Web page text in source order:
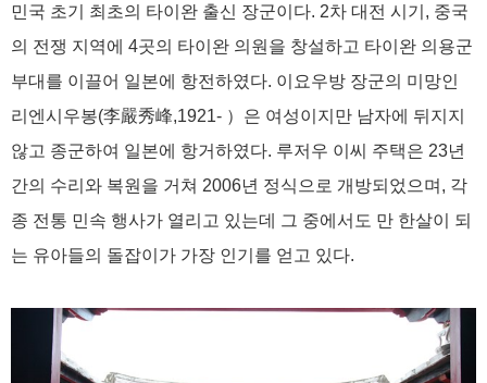
민국 초기 최초의 타이완 출신 장군이다. 2차 대전 시기, 중국
의 전쟁 지역에 4곳의 타이완 의원을 창설하고 타이완 의용군
부대를 이끌어 일본에 항전하였다. 이요우방 장군의 미망인
리엔시우봉(李嚴秀峰,1921- ）은 여성이지만 남자에 뒤지지
않고 종군하여 일본에 항거하였다. 루저우 이씨 주택은 23년
간의 수리와 복원을 거쳐 2006년 정식으로 개방되었으며, 각
종 전통 민속 행사가 열리고 있는데 그 중에서도 만 한살이 되
는 유아들의 돌잡이가 가장 인기를 얻고 있다.